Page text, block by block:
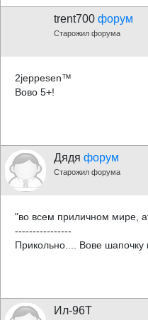
trent700 форум
Старожил форума
2jeppesen™
Вово 5+!
Дядя форум
Старожил форума
"во всем приличном мире,
----------------
Прикольно.... Вове шапочку
Ил-96Т